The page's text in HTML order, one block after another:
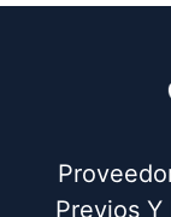
Previos Y